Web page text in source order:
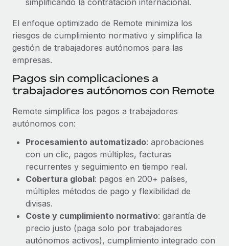
Gestionar las nóminas internamente es complicado. Tardas
semanas en hacerlo manualmente y, al mes...
Más información
El enfoque optimizado de Remote minimiza los
riesgos de cumplimiento normativo y simplifica la
gestión de trabajadores autónomos para las
empresas.
Pagos sin complicaciones a
trabajadores autónomos con Remote
Remote simplifica los pagos a trabajadores
autónomos con:
Procesamiento automatizado: aprobaciones
con un clic, pagos múltiples, facturas
recurrentes y seguimiento en tiempo real.
Cobertura global: pagos en 200+ países,
múltiples métodos de pago y flexibilidad de
divisas.
Coste y cumplimiento normativo: garantía de
precio justo (paga solo por trabajadores
autónomos activos), cumplimiento integrado con